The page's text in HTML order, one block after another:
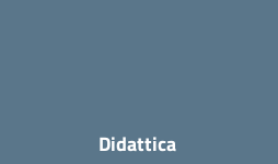
Didattica